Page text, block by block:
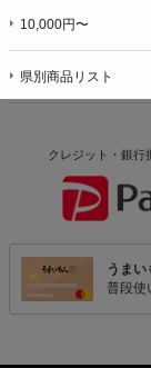
10,000円〜
県別商品リスト
クレジット・銀行
うま
普段使